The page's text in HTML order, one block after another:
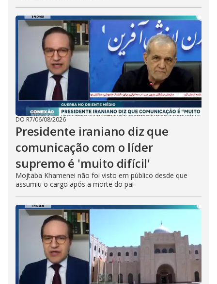
DO R7/06/08/2026
Presidente iraniano diz que
comunicação com o líder
supremo é 'muito difícil'
Mojtaba Khamenei não foi visto em público desde que
assumiu o cargo após a morte do pai